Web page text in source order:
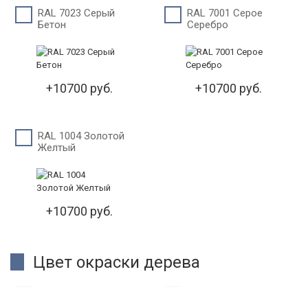
RAL 7023 Серый
Бетон
+10700 руб.
RAL 7001 Серое
Серебро
+10700 руб.
RAL 1004 Золотой
Желтый
+10700 руб.
Цвет окраски дерева